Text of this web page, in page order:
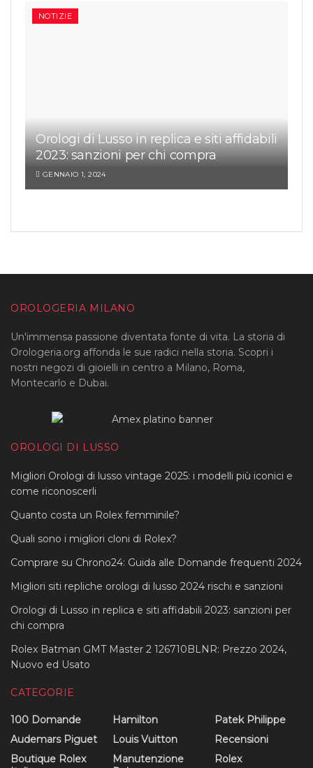
NOTIZIE
Orologi di Lusso in replica e siti affidabili
2023: sanzioni per chi compra
GENNAIO 1, 2024
OROLOGERIA MILANO
Un'immensa passione diventata fonte di vita. La storia di
Orologeria.org affonda le sue radici nella storia. Scopri i
nostri negozi di gioielli in centro a Milano, Roma,
Montecarlo e Dubai.
OROLOGI DI LUSSO
Migliori Orologi di lusso vintage 2025: i modelli più iconici e
come riconoscerli
Quanto costa un Rolex femminile?
Quali sono i migliori cloni di Rolex?
Comprare su Chrono24: Guida alle Domande frequenti 2024
Migliori siti repliche orologi di lusso 2024 rischi e sanzioni
Orologi di Lusso in replica e siti affidabili 2023: sanzioni per
chi compra
Rolex Batman GMT Master 2 126710BLNR: Prezzo 2024,
Nuovo ed Usato
CATEGORIE
100 Domande
Audemars Piguet
Boutique Rolex
Hamilton
Louis Vuitton
Manutenzione
Patek Philippe
Recensioni
Rolex